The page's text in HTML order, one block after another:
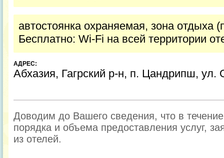
автостоянка охраняемая, зона отдыха
Бесплатно: Wi-Fi на всей территории
АДРЕС:
Абхазия, Гагрский р-н, п. Цандрипш, ул.
Доводим до Вашего сведения, что в
порядка и объема предоставления услуг,
из отелей.